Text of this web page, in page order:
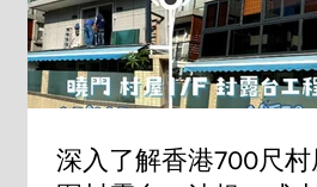
深入了解香港700尺村